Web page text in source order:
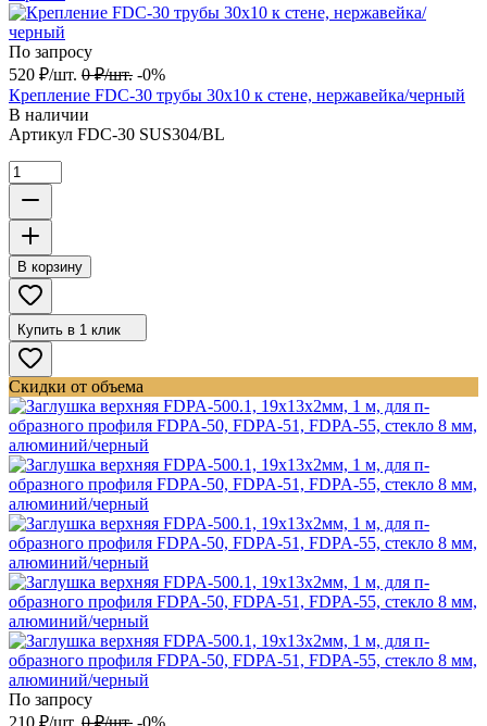
По запросу
520 ₽/шт. 0 ₽/шт. -0%
Крепление FDC-30 трубы 30х10 к стене, нержавейка/черный
В наличии
Артикул FDC-30 SUS304/BL
В корзину
Купить в 1 клик
Скидки от объема
По запросу
210 ₽/шт. 0 ₽/шт. -0%